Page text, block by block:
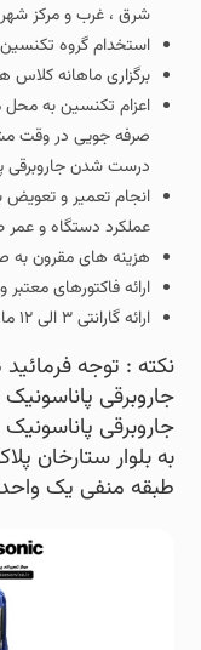
شرق ، غرب و مرکز
استخدام گروه
برگزاری ماهانه
اعزام تکنسین به
صرفه جویی در وقت
درست شدن جاروبرقی
انجام تعمیر و تعویض
عملکرد دستگاه و عمر
هزینه های مقرون به
ارائه فاکتورهای
ارائه گارانتی ۳ الی ۱۲ ماه جهت حفظ رضایت و اطمینان خاطر مشتری
نکته : توجه
جاروبرقی
جاروبرقی
طبقه منفی یک واحد ۵ مراجعه نمایید.